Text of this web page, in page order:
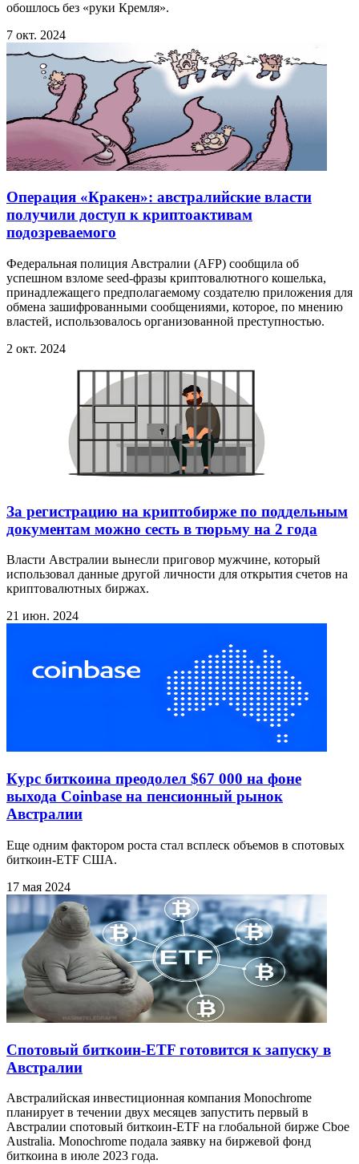
обошлось без «руки Кремля».
7 окт. 2024
Операция «Кракен»: австралийские власти
получили доступ к криптоактивам
подозреваемого
Федеральная полиция Австралии (AFP) сообщила об
успешном взломе seed-фразы криптовалютного кошелька,
принадлежащего предполагаемому создателю приложения для
обмена зашифрованными сообщениями, которое, по мнению
властей, использовалось организованной преступностью.
2 окт. 2024
За регистрацию на криптобирже по поддельным
документам можно сесть в тюрьму на 2 года
Власти Австралии вынесли приговор мужчине, который
использовал данные другой личности для открытия счетов на
криптовалютных биржах.
21 июн. 2024
Курс биткоина преодолел $67 000 на фоне
выхода Coinbase на пенсионный рынок
Австралии
Еще одним фактором роста стал всплеск объемов в спотовых
биткоин-ETF США.
17 мая 2024
Спотовый биткоин-ETF готовится к запуску в
Австралии
Австралийская инвестиционная компания Monochrome
планирует в течении двух месяцев запустить первый в
Австралии спотовый биткоин-ETF на глобальной бирже Cboe
Australia. Monochrome подала заявку на биржевой фонд
биткоина в июле 2023 года.